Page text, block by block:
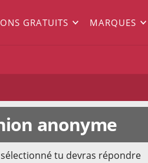
GRATUITS MARQUES
anonyme
tu devras répondre